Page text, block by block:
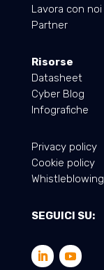
Lavora con noi
Partner
Risorse
Datasheet
Cyber Blog
Infografiche
Privacy policy
Cookie policy
Whistleblowing
SEGUICI SU: